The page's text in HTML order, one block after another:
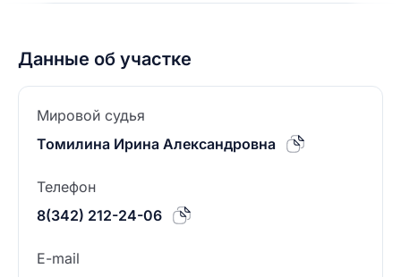
Данные об участке
Мировой судья
Томилина Ирина Александровна
Телефон
8(342) 212-24-06
E-mail